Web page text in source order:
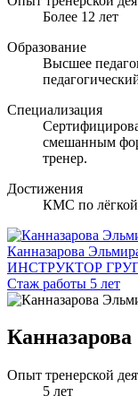
Более 12 лет
Образование
Высшее
Специализация
смешанным
тренер.
Достижения
КМС по лёгкой
Канназарова
ИНСТРУКТОР
Стаж работы 5 лет
Опыт тренерской
5 лет